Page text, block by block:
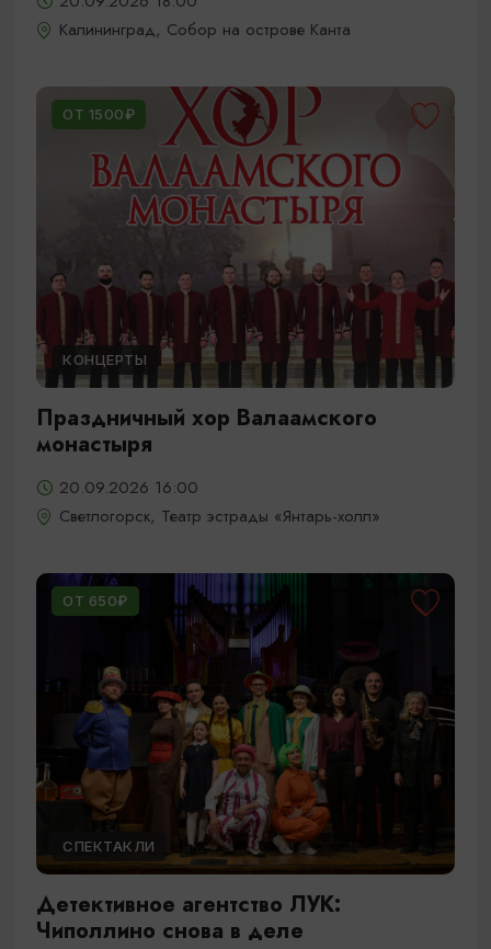
Калининград, Собор на острове Канта
ОТ 1500₽
КОНЦЕРТЫ
Праздничный хор Валаамского
монастыря
20.09.2026 16:00
Светлогорск, Театр эстрады «Янтарь-холл»
ОТ 650₽
СПЕКТАКЛИ
Детективное агентство ЛУК:
Чиполлино снова в деле